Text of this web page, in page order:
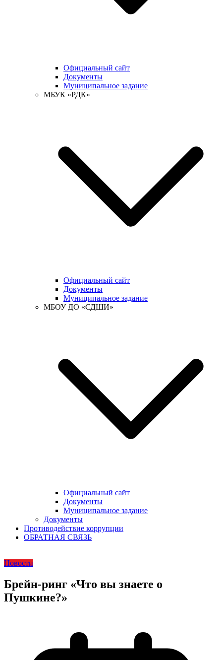
Официальный сайт
Документы
Муниципальное задание
МБУК «РДК»
Официальный сайт
Документы
Муниципальное задание
МБОУ ДО «СДШИ»
Официальный сайт
Документы
Муниципальное задание
Документы
Противодействие коррупции
ОБРАТНАЯ СВЯЗЬ
Новости
Брейн-ринг «Что вы знаете о
Пушкине?»